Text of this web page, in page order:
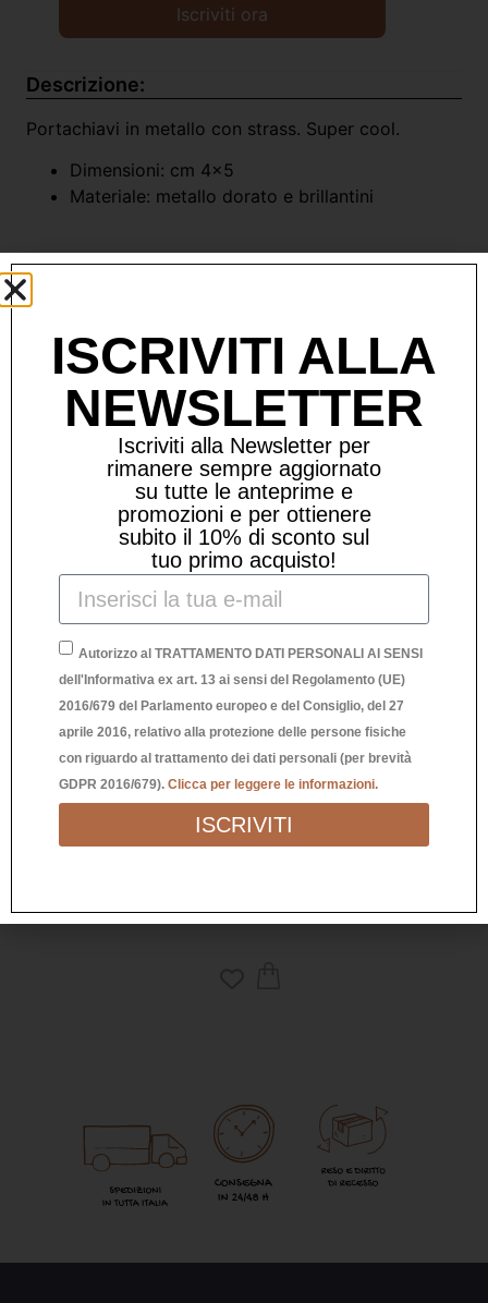
Descrizione:
Portachiavi in metallo con strass. Super cool.
Dimensioni: cm 4×5
Materiale: metallo dorato e brillantini
PORTACHIAVI MUSICASSETTA
ISCRIVITI ALLA
NEWSLETTER
Iscriviti alla Newsletter per
rimanere sempre aggiornato
su tutte le anteprime e
promozioni e per ottienere
subito il 10% di sconto sul
tuo primo acquisto!
Autorizzo al TRATTAMENTO DATI PERSONALI AI SENSI
dell'Informativa ex art. 13 ai sensi del Regolamento (UE)
2016/679 del Parlamento europeo e del Consiglio, del 27
aprile 2016, relativo alla protezione delle persone fisiche
con riguardo al trattamento dei dati personali (per brevità
GDPR 2016/679). Clicca per leggere le informazioni.
ISCRIVITI